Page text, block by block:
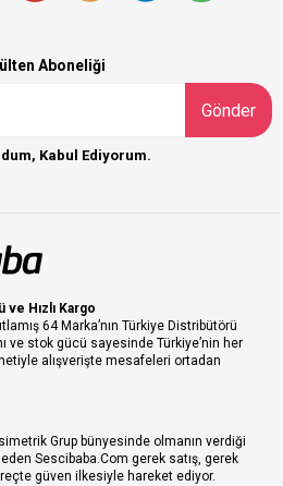
Aboneliği
Gönder
Kabul Ediyorum.
ve Hızlı Kargo
64 Marka’nın Türkiye Distribütörü
ve stok gücü sayesinde Türkiye’nin her
alışverişte mesafeleri ortadan
Grup bünyesinde olmanın verdiği
Sescibaba.Com gerek satış, gerek
güven ilkesiyle hareket ediyor.